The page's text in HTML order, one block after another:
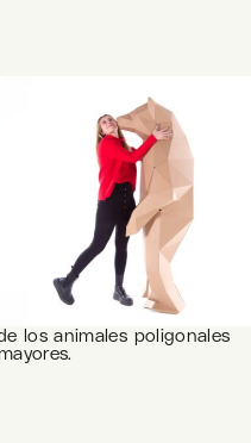
los animales poligonales